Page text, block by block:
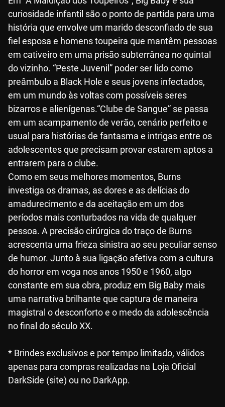
curiosidade infantil são o ponto de partida para uma
história que envolve um marido desconfiado de sua
fiel esposa e homens toupeira que mantêm pessoas
em cativeiro em uma prisão subterrânea no quintal
do vizinho. “Peste Juvenil” poder ser lido como
preâmbulo a Black Hole e seus jovens infectados,
em um mundo às voltas com possíveis seres
bizarros e alienígenas.“Clube de Sangue” se passa
em um acampamento de verão, cenário perfeito e
usual para histórias de fantasma e intrigas entre os
adolescentes que precisam provar estarem aptos a
entrarem para o clube.
Como em seus melhores momentos, Burns
investiga os dramas, as dores e as delícias do
amadurecimento e da aceitação em um dos
períodos mais conturbados na vida de qualquer
pessoa. A precisão cirúrgica do traço de Burns
acrescenta uma frieza sinistra ao seu peculiar senso
de humor. Junto à sua ligação afetiva com a cultura
do horror em voga nos anos 1950 e 1960, algo
constante em sua obra, produz em Big Baby mais
uma narrativa brilhante que captura de maneira
magistral o desconforto e o medo da adolescência
no final do século XX.
* Brindes exclusivos e por tempo limitado, válidos
apenas para compras realizadas na Loja Oficial
DarkSide (site) ou no DarkApp.